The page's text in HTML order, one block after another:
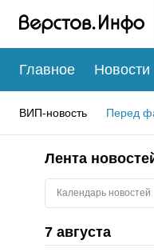
Главное Новости
ВИП-новость Перед
Лента
Календарь новостей
7 августа